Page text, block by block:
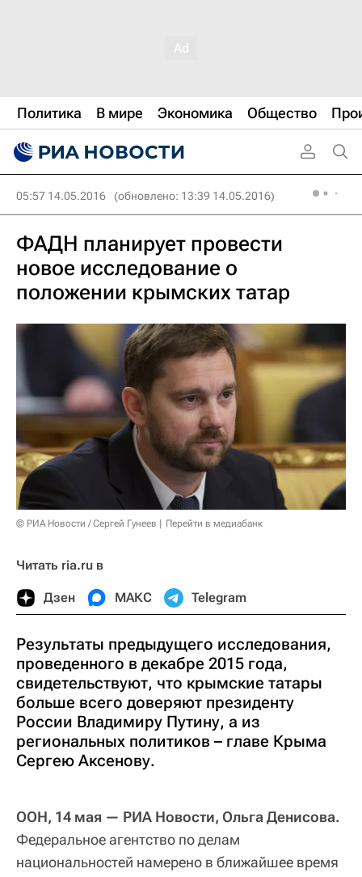
Политика В мире Экономика Общество
05:57 14.05.2016 (обновлено: 13:39 14.05.2016)
ФАДН планирует провести
новое исследование о
положении крымских татар
© РИА Новости / Сергей Гунеев Перейти в медиабанк
Читать ria.ru в
Дзен МАКС Telegram
Результаты предыдущего исследования,
проведенного в декабре 2015 года,
свидетельствуют, что крымские татары
больше всего доверяют президенту
России Владимиру Путину, а из
региональных политиков – главе Крыма
Сергею Аксенову.
ООН, 14 мая — РИА Новости, Ольга Денисова.
Федеральное агентство по делам
национальностей намерено в ближайшее время